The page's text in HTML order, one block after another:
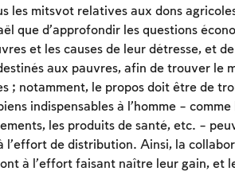
les mitsvot relatives aux dons
que d’approfondir les questions
et les causes de leur détresse, et
aux pauvres, afin de trouver le
; notamment, le propos doit être de
indispensables à l’homme –
les produits de santé, etc. –
de distribution. Ainsi, la
à l’effort faisant naître leur gain, et
requise
ce que vous avez étudié, vous
connectez ou vous inscrire.
Connexion